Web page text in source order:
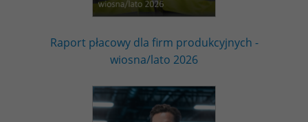
Raport płacowy dla firm produkcyjnych -
wiosna/lato 2026